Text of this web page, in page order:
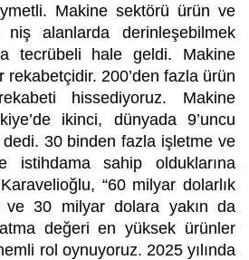
Makine sektörü ürün ve
alanlarda derinleşebilmek
tecrübeli hale geldi. Makine
200’den fazla ürün
hissediyoruz. Makine
ikinci, dünyada 9’uncu
dedi. 30 binden fazla işletme ve
istihdama sahip olduklarına
“60 milyar dolarlık
ve 30 milyar dolara yakın da
değeri en yüksek ürünler
rol oynuyoruz. 2025 yılında